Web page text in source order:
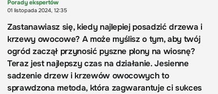
Porady ekspertów
01 listopada 2024, 12:35
Zastanawiasz się, kiedy najlepiej posadzić drzewa i
krzewy owocowe? A może myślisz o tym, aby twój
ogród zaczął przynosić pyszne plony na wiosnę?
Teraz jest najlepszy czas na działanie. Jesienne
sadzenie drzew i krzewów owocowych to
sprawdzona metoda, która zagwarantuje ci sukces